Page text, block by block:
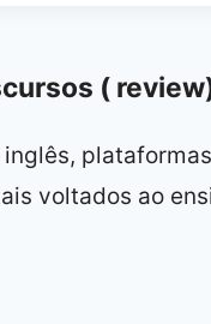
(
voltados ao